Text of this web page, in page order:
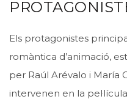
Els protagonistes
romàntica d’animació,
per Raúl Arévalo i María
intervenen en la